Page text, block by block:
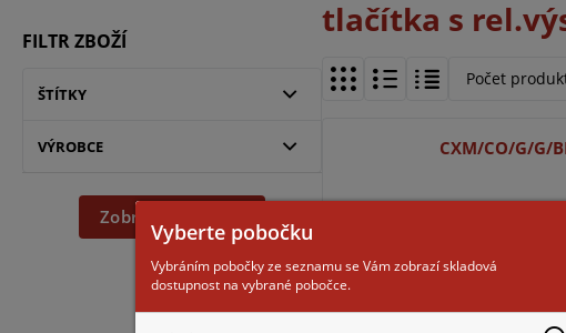
FILTR ZBOŽÍ
ŠTÍTKY
VÝROBCE
Zobrazit dle filtru
tlačítka s
Počet
CXM/CO/G/G/
Vyberte pobočku
Vybráním pobočky ze seznamu se Vám zobrazí skladová
dostupnost na vybrané pobočce.